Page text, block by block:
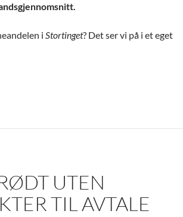
i Stortinget? Det ser vi på i et eget
UTEN
TIL AVTALE